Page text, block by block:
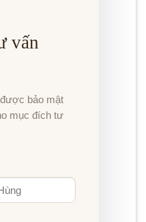
vấn
bảo mật
mục đích tư